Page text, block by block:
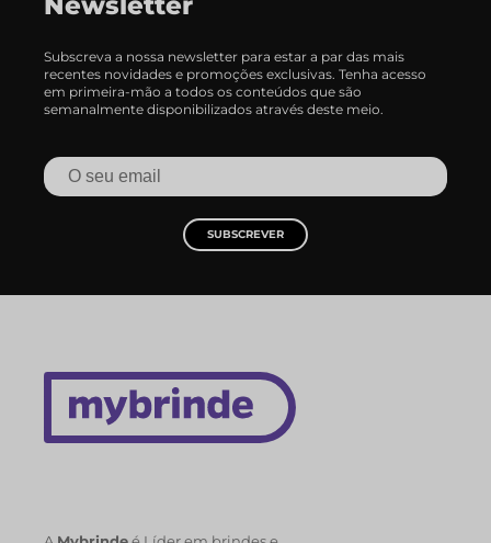
Subscreva a nossa newsletter para estar a par das mais
recentes novidades e promoções exclusivas. Tenha acesso
em primeira-mão a todos os conteúdos que são
semanalmente disponibilizados através deste meio.
SUBSCREVER